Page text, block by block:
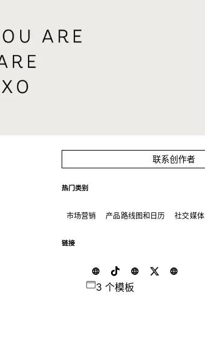
联系创作者
热门类别
市场营销 产品路线图和日历 社交媒体
链接
3 个模板